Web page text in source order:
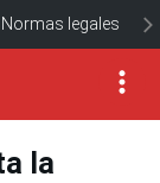
Normas legales
la